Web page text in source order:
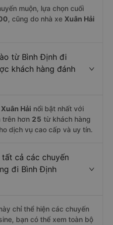
muộn, lựa chọn cuối
, cũng do nhà xe Xuân Hải
từ Bình Định đi
khách hàng đánh
Xuân Hải nổi bật nhất với
trên hơn 25 từ khách hàng
dịch vụ cao cấp và uy tín.
cả các chuyến
đi Bình Định
chỉ thể hiện các chuyến
bạn có thể xem toàn bộ